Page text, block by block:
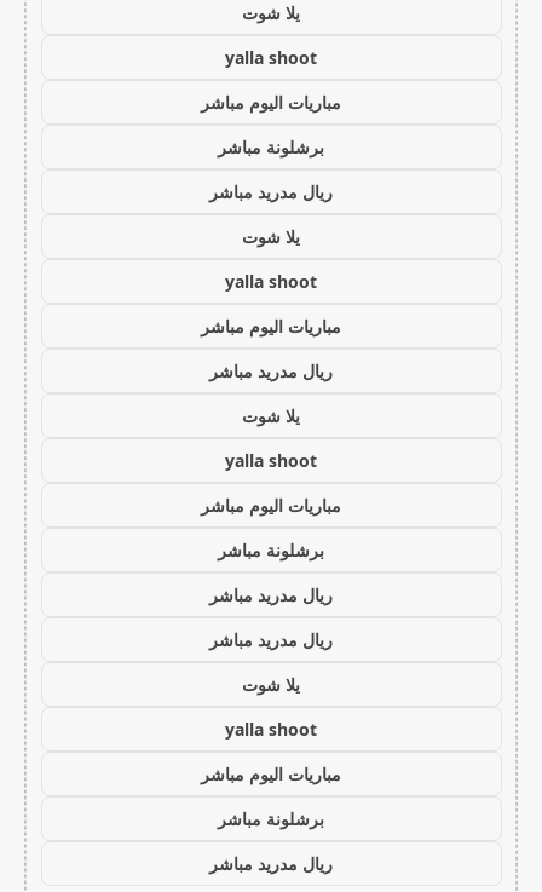
يلا شوت
yalla shoot
مباريات اليوم مباشر
برشلونة مباشر
ريال مدريد مباشر
يلا شوت
yalla shoot
مباريات اليوم مباشر
ريال مدريد مباشر
يلا شوت
yalla shoot
مباريات اليوم مباشر
برشلونة مباشر
ريال مدريد مباشر
ريال مدريد مباشر
يلا شوت
yalla shoot
مباريات اليوم مباشر
برشلونة مباشر
ريال مدريد مباشر